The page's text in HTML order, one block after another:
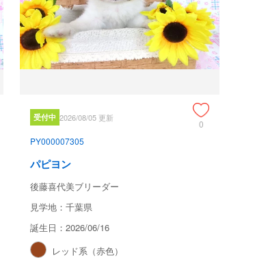
受付中 2026/08/05 更新
0
PY000007305
パピヨン
後藤喜代美ブリーダー
見学地：千葉県
誕生日：2026/06/16
レッド系（赤色）